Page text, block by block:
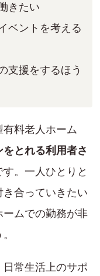
きたい
ベントを考える
支援をするほう
料老人ホーム
とれる利用者さ
す。一人ひとりと
合っていきたい
ームでの勤務が非
日常生活上のサポ